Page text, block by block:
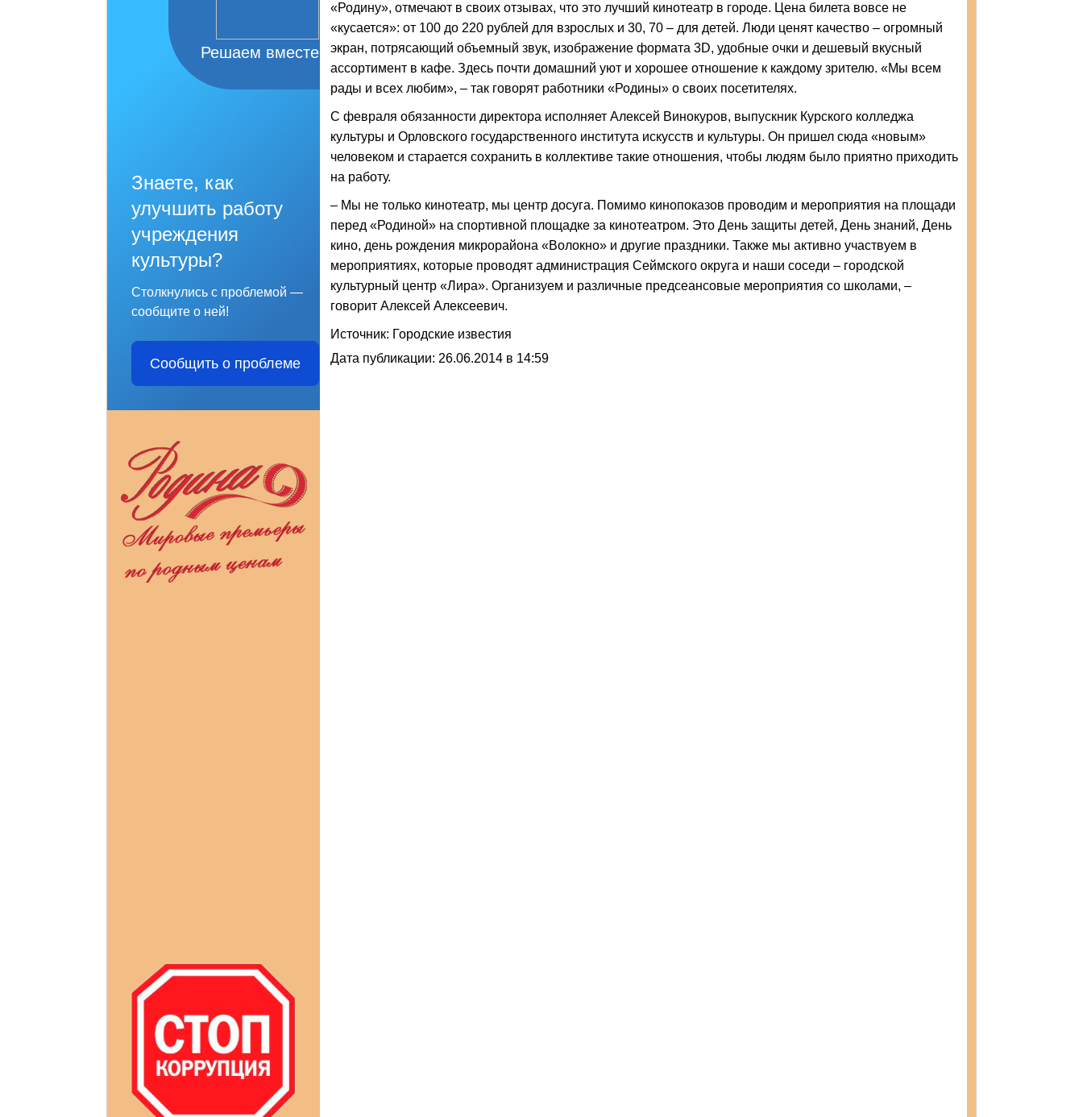
Решаем вместе
Знаете, как
улучшить работу
учреждения
культуры?
Столкнулись с проблемой —
сообщите о ней!
Сообщить о проблеме
«Родину», отмечают в своих отзывах, что это лучший кинотеатр в городе. Цена билета вовсе не
«кусается»: от 100 до 220 рублей для взрослых и 30, 70 – для детей. Люди ценят качество – огромный
экран, потрясающий объемный звук, изображение формата 3D, удобные очки и дешевый вкусный
ассортимент в кафе. Здесь почти домашний уют и хорошее отношение к каждому зрителю. «Мы всем
рады и всех любим», – так говорят работники «Родины» о своих посетителях.
С февраля обязанности директора исполняет Алексей Винокуров, выпускник Курского колледжа
культуры и Орловского государственного института искусств и культуры. Он пришел сюда «новым»
человеком и старается сохранить в коллективе такие отношения, чтобы людям было приятно приходить
на работу.
– Мы не только кинотеатр, мы центр досуга. Помимо кинопоказов проводим и мероприятия на площади
перед «Родиной» на спортивной площадке за кинотеатром. Это День защиты детей, День знаний, День
кино, день рождения микрорайона «Волокно» и другие праздники. Также мы активно участвуем в
мероприятиях, которые проводят администрация Сеймского округа и наши соседи – городской
культурный центр «Лира». Организуем и различные предсеансовые мероприятия со школами, –
говорит Алексей Алексеевич.
Источник: Городские известия
Дата публикации: 26.06.2014 в 14:59